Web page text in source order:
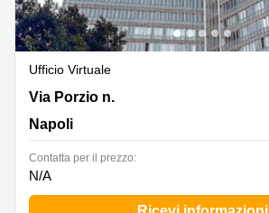
Ufficio Virtuale
Via Porzio n. 4, Napoli
Via Porzio n.
Napoli
Сontatta per il prezzo:
N/A